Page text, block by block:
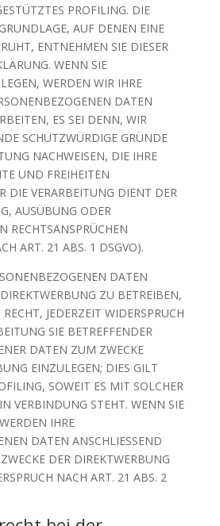
PROFILING. DIE
AUF DENEN EINE
ENTNEHMEN SIE DIESER
WENN SIE
WERDEN WIR IHRE
DATEN
ES SEI DENN, WIR
SCHUTZWÜRDIGE GRÜNDE
NACHWEISEN, DIE IHRE
UND FREIHEITEN
DIE VERARBEITUNG DIENT DER
AUSÜBUNG ODER
RECHTSANSPRÜCHEN
ART. 21 ABS. 1 DSGVO).
DATEN
ZU BETREIBEN,
JEDERZEIT WIDERSPRUCH
SIE BETREFFENDER
DATEN ZUM ZWECKE
EINZULEGEN; DIES GILT
SOWEIT ES MIT SOLCHER
VERBINDUNG STEHT. WENN SIE
IHRE
DATEN ANSCHLIESSEND
DER DIREKTWERBUNG
NACH ART. 21 ABS. 2